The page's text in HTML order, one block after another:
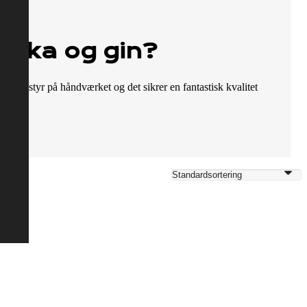
og gin?
styr på håndværket og det sikrer en fantastisk kvalitet